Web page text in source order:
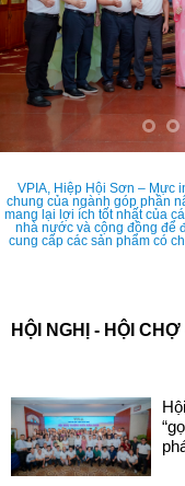
VPIA, Hiệp Hội Sơn – Mực
chung của ngành góp phần
mang lại lợi ích tốt nhất của
nhà nước và cộng đồng để
cung cấp các sản phẩm có
HỘI NGHỊ - HỘI